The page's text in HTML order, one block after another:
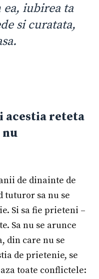
iubirea ta
si curatata,
acestia reteta
nu
de dinainte de
tuturor sa nu se
Si sa fie prieteni –
Sa nu se arunce
din care nu se
de prietenie, se
toate conflictele: